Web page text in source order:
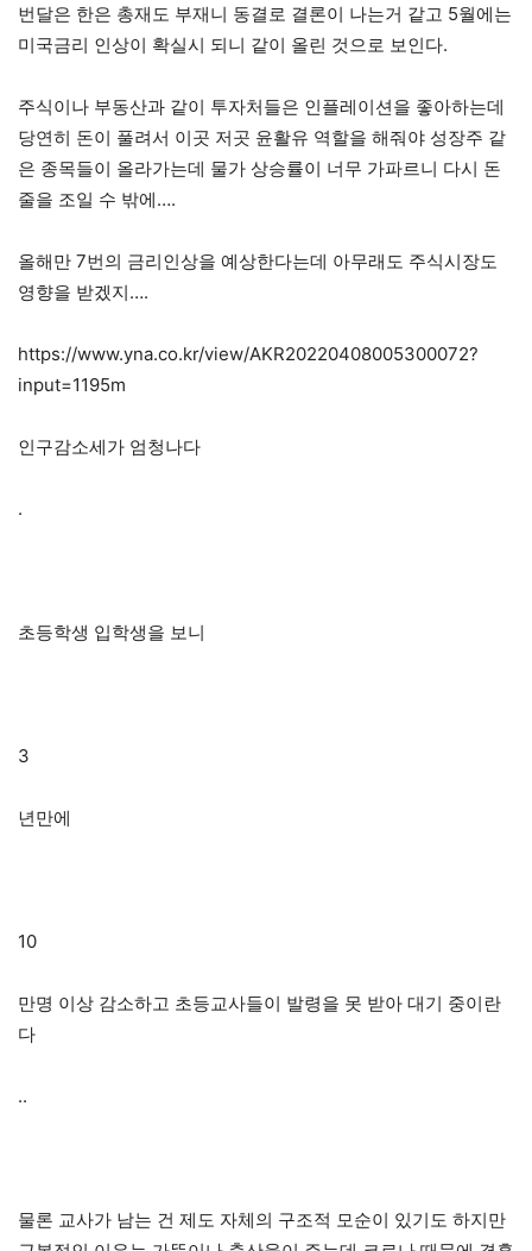
번달은 한은 총재도 부재니 동결로 결론이 나는거 같고 5월에는
미국금리 인상이 확실시 되니 같이 올린 것으로 보인다.
주식이나 부동산과 같이 투자처들은 인플레이션을 좋아하는데
당연히 돈이 풀려서 이곳 저곳 윤활유 역할을 해줘야 성장주 같
은 종목들이 올라가는데 물가 상승률이 너무 가파르니 다시 돈
줄을 조일 수 밖에….
올해만 7번의 금리인상을 예상한다는데 아무래도 주식시장도
영향을 받겠지….
https://www.yna.co.kr/view/AKR20220408005300072?
input=1195m
인구감소세가 엄청나다
.
초등학생 입학생을 보니
3
년만에
10
만명 이상 감소하고 초등교사들이 발령을 못 받아 대기 중이란
다
..
물론 교사가 남는 건 제도 자체의 구조적 모순이 있기도 하지만